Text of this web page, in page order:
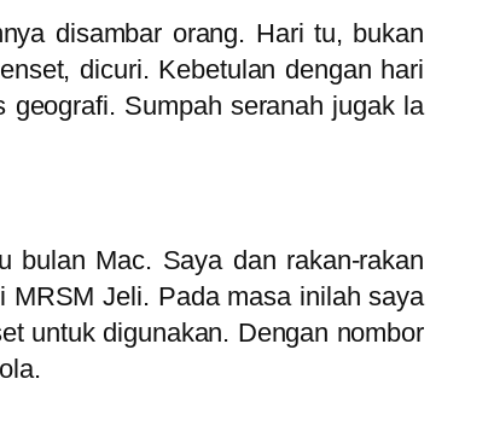
disambar orang. Hari tu, bukan
dicuri. Kebetulan dengan hari
Sumpah seranah jugak la
bulan Mac. Saya dan rakan-rakan
Jeli. Pada masa inilah saya
untuk digunakan. Dengan nombor